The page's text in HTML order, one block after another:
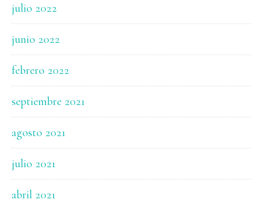
julio 2022
junio 2022
febrero 2022
septiembre 2021
agosto 2021
julio 2021
abril 2021